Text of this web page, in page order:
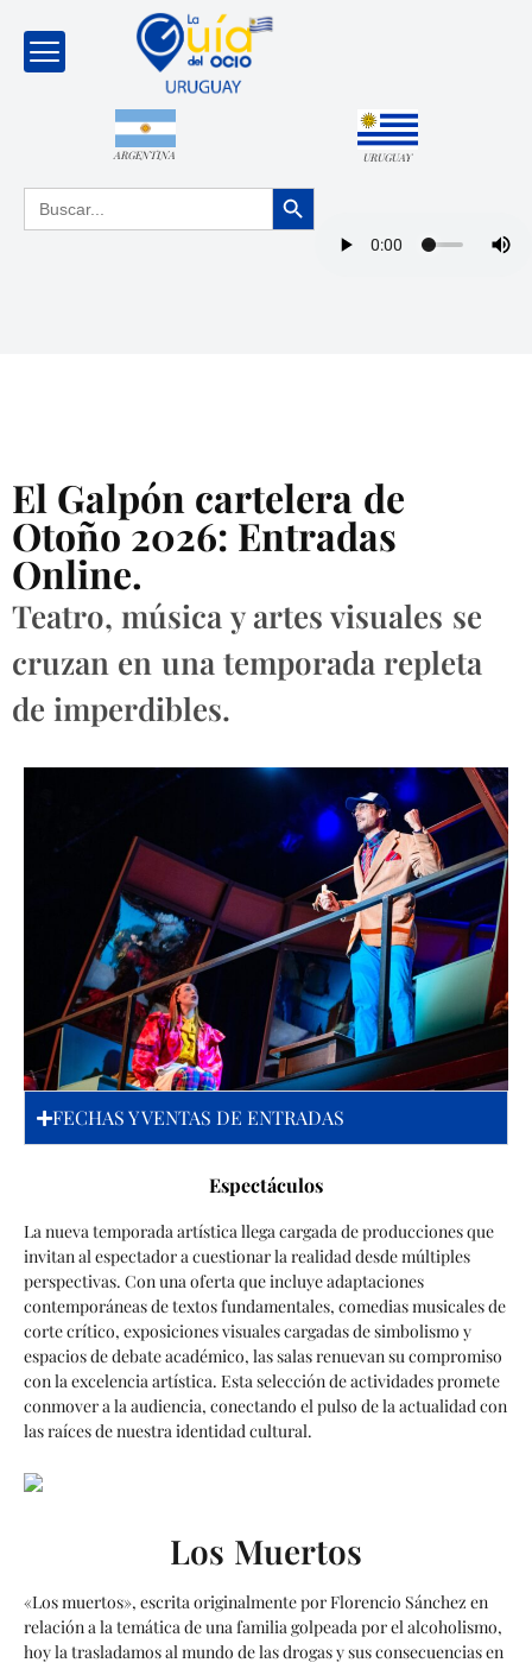
ARGENTINA URUGUAY
Buscar: Botón de búsqueda
El Galpón cartelera de
Otoño 2026: Entradas
Online.
Teatro, música y artes visuales se
cruzan en una temporada repleta
de imperdibles.
FECHAS Y VENTAS DE ENTRADAS
Espectáculos
La nueva temporada artística llega cargada de producciones que
invitan al espectador a cuestionar la realidad desde múltiples
perspectivas. Con una oferta que incluye adaptaciones
contemporáneas de textos fundamentales, comedias musicales de
corte crítico, exposiciones visuales cargadas de simbolismo y
espacios de debate académico, las salas renuevan su compromiso
con la excelencia artística. Esta selección de actividades promete
conmover a la audiencia, conectando el pulso de la actualidad con
las raíces de nuestra identidad cultural.
Los Muertos
«Los muertos», escrita originalmente por Florencio Sánchez en
relación a la temática de una familia golpeada por el alcoholismo,
hoy la trasladamos al mundo de las drogas y sus consecuencias en